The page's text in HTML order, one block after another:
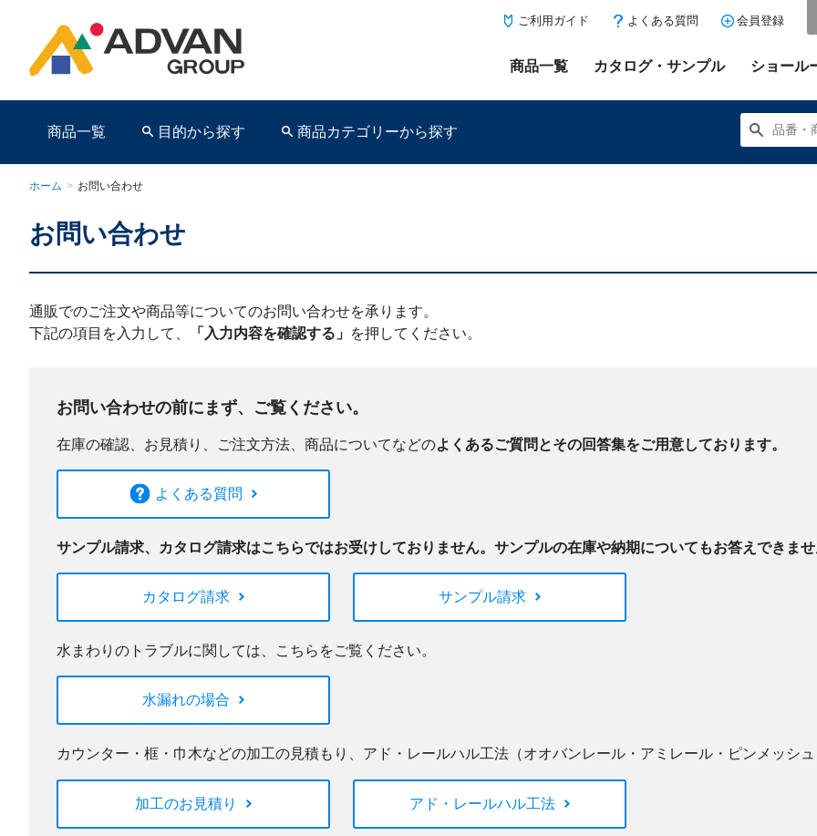
ご利用ガイド よくある質問 会員登録
商品一覧 カタログ・サンプル ショール
商品一覧 目的から探す 商品カテゴリーから探す
閉じる
ホーム > お問い合わせ
お問い合わせ
通販でのご注文や商品等についてのお問い合わせを承ります。
下記の項目を入力して、
「入力内容を確認する」 を押してください。
お問い合わせの前にまず、ご覧ください。
在庫の確認、お見積り、ご注文方法、商品についてなどのよくあるご質問とその回答集をご用意しております。
よくある質問
サンプル請求、カタログ請求はこちらではお受けしておりません。サンプルの在庫や納期についてもお答えできま
カタログ請求 サンプル請求
水まわりのトラブルに関しては、こちらをご覧ください。
水漏れの場合
カウンター・框・巾木などの加工の見積もり、アド・レールハル工法（オオバンレール・アミレール・ピンメッシ
加工のお見積り アド・レールハル工法